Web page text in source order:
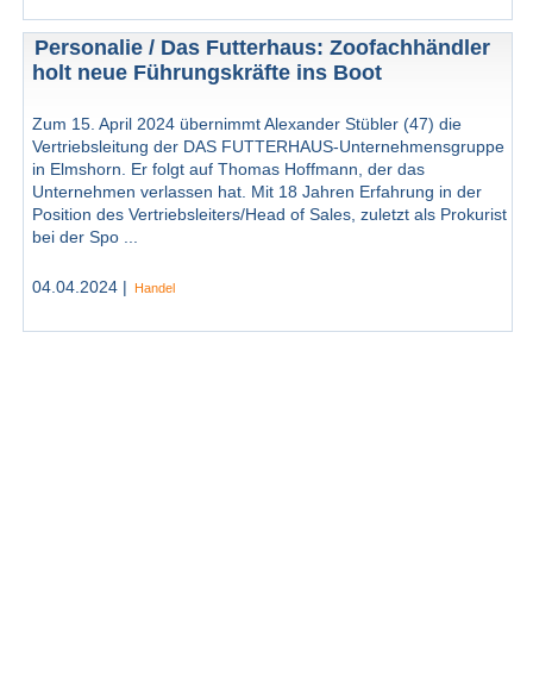
Personalie / Das Futterhaus: Zoofachhändler
holt neue Führungskräfte ins Boot
Zum 15. April 2024 übernimmt Alexander Stübler (47) die
Vertriebsleitung der DAS FUTTERHAUS-Unternehmensgruppe
in Elmshorn. Er folgt auf Thomas Hoffmann, der das
Unternehmen verlassen hat. Mit 18 Jahren Erfahrung in der
Position des Vertriebsleiters/Head of Sales, zuletzt als Prokurist
bei der Spo ...
04.04.2024 | Handel